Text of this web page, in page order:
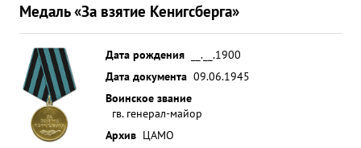
Медаль «За взятие Кенигсберга»
Дата рождения
__.__.1900
Дата документа 09.06.1945
Воинское звание
гв. генерал-майор
Архив ЦАМО